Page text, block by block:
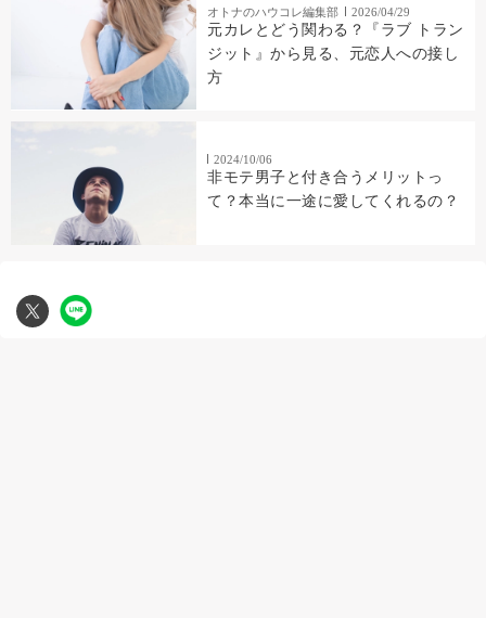
オトナのハウコレ編集部 2026/04/29
元カレとどう関わる？『ラブ トラン
ジット』から見る、元恋人への接し
方
2024/10/06
非モテ男子と付き合うメリットっ
て？本当に一途に愛してくれるの？